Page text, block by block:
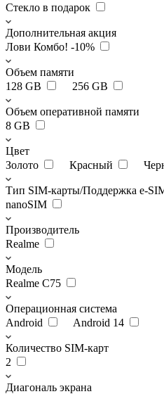
Стекло в подарок
Дополнительная акция
Лови Комбо! -10%
Объем памяти
128 GB
256 GB
Объем оперативной памяти
8 GB
Цвет
Золото
Красный
Тип SIM-карты/Поддержка e-
nanoSIM
Производитель
Realme
Модель
Realme C75
Операционная система
Android
Android 14
Количество SIM-карт
2
Диагональ экрана